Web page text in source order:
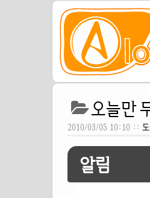
오늘만
2010/03/05 10:10 ::
알림